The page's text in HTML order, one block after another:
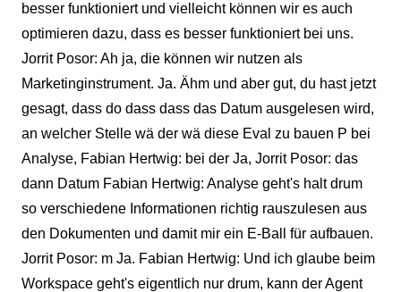
besser funktioniert und vielleicht können wir es auch
optimieren dazu, dass es besser funktioniert bei uns.
Jorrit Posor: Ah ja, die können wir nutzen als
Marketinginstrument. Ja. Ähm und aber gut, du hast jetzt
gesagt, dass do dass dass das Datum ausgelesen wird,
an welcher Stelle wä der wä diese Eval zu bauen P bei
Analyse, Fabian Hertwig: bei der Ja, Jorrit Posor: das
dann Datum Fabian Hertwig: Analyse geht's halt drum
so verschiedene Informationen richtig rauszulesen aus
den Dokumenten und damit mir ein E-Ball für aufbauen.
Jorrit Posor: m Ja. Fabian Hertwig: Und ich glaube beim
Workspace geht's eigentlich nur drum, kann der Agent